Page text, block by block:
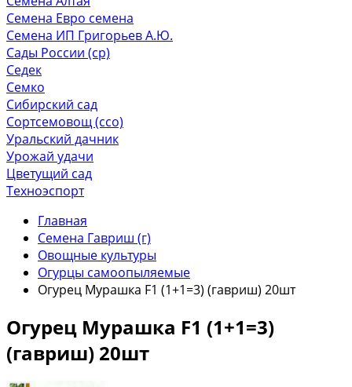
Семена Евро семена
Семена ИП Григорьев А.Ю.
Сады России (ср)
Седек
Семко
Сибирский сад
Сортсемовощ (ссо)
Уральский дачник
Урожай удачи
Цветущий сад
Техноэспорт
Главная
Семена Гавриш (г)
Овощные культуры
Огурцы самоопыляемые
Огурец Мурашка F1 (1+1=3) (гавриш) 20шт
Огурец Мурашка F1 (1+1=3)
(гавриш) 20шт